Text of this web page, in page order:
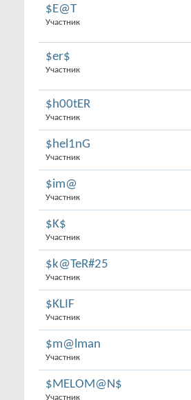
$E@T
Участник
$er$
Участник
$h00tER
Участник
$hel1nG
Участник
$im@
Участник
$K$
Участник
$k@TeR#25
Участник
$KLIF
Участник
$m@lman
Участник
$MELOM@N$
Участник